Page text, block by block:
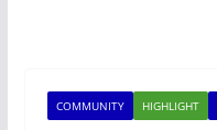
COMMUNITY HIGHLIGHT